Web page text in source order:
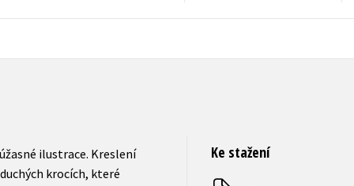
ilustrace. Kreslení
krocích, které
Ke stažení